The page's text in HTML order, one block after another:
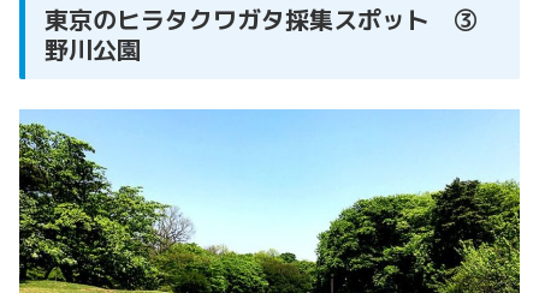
東京のヒラタクワガタ採集スポット ③
野川公園